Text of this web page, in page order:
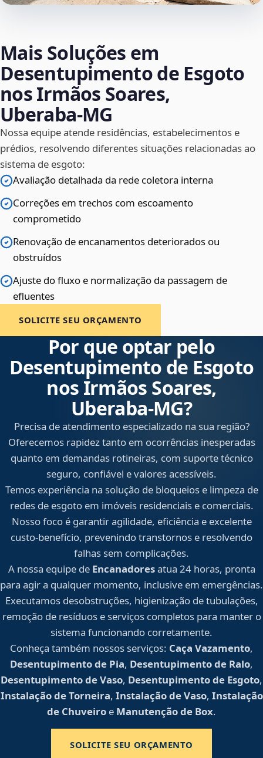
Mais Soluções em
Desentupimento de Esgoto
nos Irmãos Soares,
Uberaba‑MG
Nossa equipe atende residências, estabelecimentos e
prédios, resolvendo diferentes situações relacionadas ao
sistema de esgoto:
Avaliação detalhada da rede coletora interna
Correções em trechos com escoamento
comprometido
Renovação de encanamentos deteriorados ou
obstruídos
Ajuste do fluxo e normalização da passagem de
efluentes
SOLICITE SEU ORÇAMENTO
Por que optar pelo
Desentupimento de Esgoto
nos Irmãos Soares,
Uberaba‑MG?
Precisa de atendimento especializado na sua região?
Oferecemos rapidez tanto em ocorrências inesperadas
quanto em demandas rotineiras, com suporte técnico
seguro, confiável e valores acessíveis.
Temos experiência na solução de bloqueios e limpeza de
redes de esgoto em imóveis residenciais e comerciais.
Nosso foco é garantir agilidade, eficiência e excelente
custo-benefício, prevenindo transtornos e resolvendo
falhas sem complicações.
A nossa equipe de Encanadoresatua 24 horas, pronta
para agir a qualquer momento, inclusive em emergências.
Executamos desobstruções, higienização de tubulações,
remoção de resíduos e serviços completos para manter o
sistema funcionando corretamente.
Conheça também nossos serviços: Caça Vazamento,
Desentupimento de Pia, Desentupimento de Ralo,
Desentupimento de Vaso, Desentupimento de Esgoto,
Instalação de Torneira, Instalação de Vaso, Instalação
de Chuveiro e Manutenção de Box.
SOLICITE SEU ORÇAMENTO